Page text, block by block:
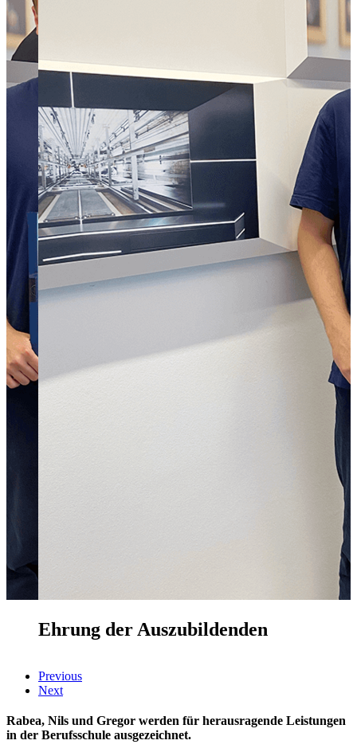
Ehrung der Auszubildenden
Previous
Next
Rabea, Nils und Gregor werden für herausragende Leistungen
in der Berufsschule ausgezeichnet.